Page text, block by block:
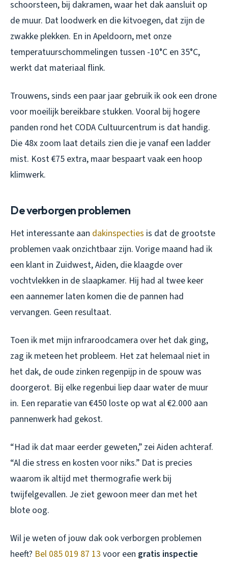
schoorsteen, bij dakramen, waar het dak aansluit op
de muur. Dat loodwerk en die kitvoegen, dat zijn de
zwakke plekken. En in Apeldoorn, met onze
temperatuurschommelingen tussen -10°C en 35°C,
werkt dat materiaal flink.
Trouwens, sinds een paar jaar gebruik ik ook een drone
voor moeilijk bereikbare stukken. Vooral bij hogere
panden rond het CODA Cultuurcentrum is dat handig.
Die 48x zoom laat details zien die je vanaf een ladder
mist. Kost €75 extra, maar bespaart vaak een hoop
klimwerk.
De verborgen problemen
Het interessante aan dakinspecties is dat de grootste
problemen vaak onzichtbaar zijn. Vorige maand had ik
een klant in Zuidwest, Aiden, die klaagde over
vochtvlekken in de slaapkamer. Hij had al twee keer
een aannemer laten komen die de pannen had
vervangen. Geen resultaat.
Toen ik met mijn infraroodcamera over het dak ging,
zag ik meteen het probleem. Het zat helemaal niet in
het dak, de oude zinken regenpijp in de spouw was
doorgerot. Bij elke regenbui liep daar water de muur
in. Een reparatie van €450 loste op wat al €2.000 aan
pannenwerk had gekost.
“Had ik dat maar eerder geweten,” zei Aiden achteraf.
“Al die stress en kosten voor niks.” Dat is precies
waarom ik altijd met thermografie werk bij
twijfelgevallen. Je ziet gewoon meer dan met het
blote oog.
Wil je weten of jouw dak ook verborgen problemen
heeft? Bel 085 019 87 13 voor een gratis inspectie